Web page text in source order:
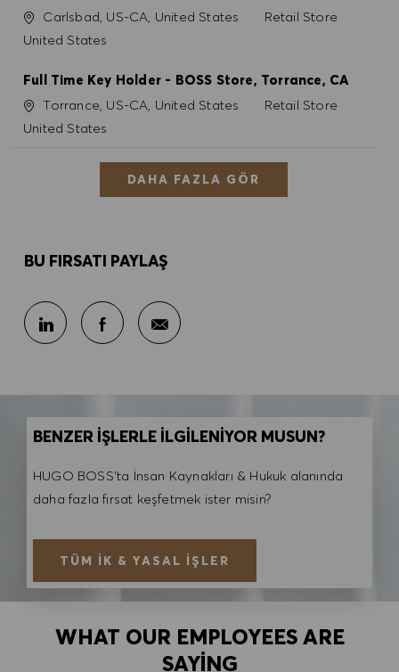
KonumCarlsbad, US-CA, United States Kategori
Retail Store
United States
Full Time Key Holder - BOSS Store, Torrance, CA
Konum
Torrance, US-CA, United States Kategori
Retail Store
United States
DAHA FAZLA GÖR
BU FIRSATI PAYLAŞ
LinkedIn ile paylaş
Facebook ile paylaş
E-posta ile paylaş
BENZER İŞLERLE İLGİLENİYOR MUSUN?
HUGO BOSS'ta İnsan Kaynakları & Hukuk alanında
daha fazla fırsat keşfetmek ister misin?
TÜM İK & YASAL İŞLER
WHAT OUR EMPLOYEES ARE
SAYING